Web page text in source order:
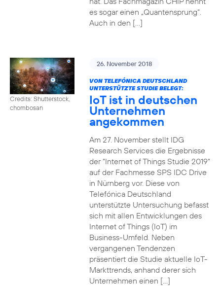
es sogar einen „Quantensprung“.
Auch in den […]
Credits: Shutterstock,
chombosan
26. November 2018
VON TELEFÓNICA DEUTSCHLAND
UNTERSTÜTZTE STUDIE BELEGT:
IoT ist in deutschen
Unternehmen
angekommen
Am 27. November stellt IDG
Research Services die Ergebnisse
der “Internet of Things Studie 2019“
auf der Fachmesse SPS IDC Drive
in Nürnberg vor. Diese von
Telefónica Deutschland
unterstützte Untersuchung befasst
sich mit allen Entwicklungen des
Internet of Things (IoT) im
Business-Umfeld. Neben
vergangenen Tendenzen
präsentiert die Studie aktuelle IoT-
Markttrends, anhand derer sich
Unternehmen einen […]